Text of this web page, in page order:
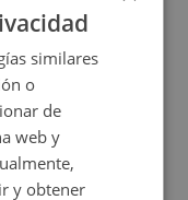
similares
o
de
web y
y obtener